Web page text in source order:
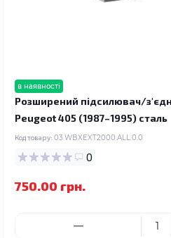
в наявності
Розширений підсилювач/
Peugeot 405 (1987–1995) сталь
Код товару: 03.WBXEXT2000.ALL.0.0
0
750.00 грн.